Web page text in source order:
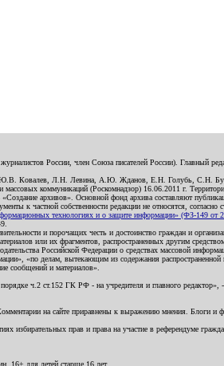
России, член Союза писателей России). Главный
Ю.В. Ковалев, Л.Н. Левина, А.Ю. Жданов, Е.Н. Голубь, С.Н.
коммуникаций (Роскомнадзор) 16.06.2011 г.
«Создание архивов». Основной фонд архива составляют
к частной собственности редакции не относятся, согласно
технологиях и о защите информации» (ФЗ-149 от
и порочащих честь и достоинство граждан и
или их фрагментов, распространенных другим
Российской Федерации о средствах массовой
«по делам, вытекающим из содержания распространенной
сообщений и материалов».
ч.2 ст.152 ГК РФ - на учредителя и главного редактор», -
на сайте приравнены к выражению мнения. Блоги и
прав и права на участие в референдуме
16+ для детей старше 16 лет.